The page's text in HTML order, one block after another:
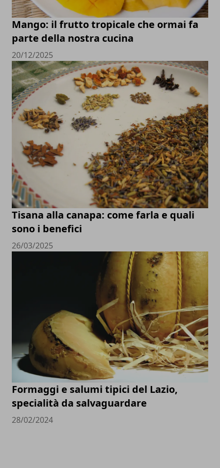
Mango: il frutto tropicale che ormai fa
parte della nostra cucina
20/12/2025
Tisana alla canapa: come farla e quali
sono i benefici
26/03/2025
Formaggi e salumi tipici del Lazio,
specialità da salvaguardare
28/02/2024